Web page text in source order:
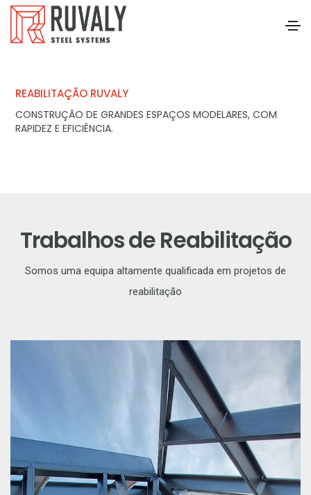
REABILITAÇÃO RUVALY
CONSTRUÇÃO DE GRANDES ESPAÇOS MODELARES, COM
RAPIDEZ E EFICIÊNCIA.
Trabalhos de Reabilitação
Somos uma equipa altamente qualificada em projetos de
reabilitação